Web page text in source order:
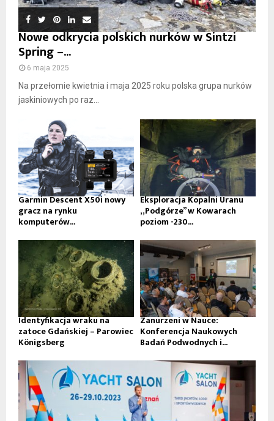
Nowe odkrycia polskich nurków w Sintzi
Spring –...
6 maja 2025
Na przełomie kwietnia i maja 2025 roku polska grupa nurków
jaskiniowych po raz...
Garmin Descent X50i nowy
gracz na rynku
komputerów...
Eksploracja Kopalni Uranu
„Podgórze” w Kowarach
poziom -230...
Identyfikacja wraku na
zatoce Gdańskiej – Parowiec
Königsberg
Zanurzeni w Nauce:
Konferencja Naukowych
Badań Podwodnych i...